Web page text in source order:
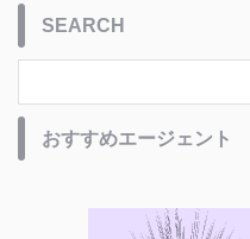
SEARCH
おすすめエージェント